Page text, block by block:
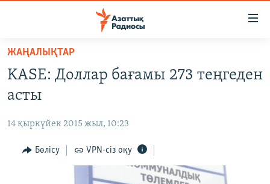
Skip
main
content
to
Navigation
ҚАҢТАР ОҚИҒАСЫ
АДАМ ҚҰҚЫҚТАРЫ
ЖАҢАЛЫҚТАР
KASE: Доллар бағамы 273 теңгеден
асты
14 қыркүйек 2015 жыл, 10:23
Бөлісу VPN-сіз оқу